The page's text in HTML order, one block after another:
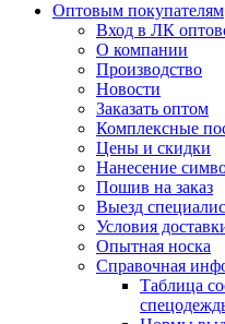
Оптовым покупателям
Вход в ЛК
О компании
Производство
Новости
Заказать оптом
Комплексные
Цены и скидки
Нанесение
Пошив на заказ
Выезд
Условия
Опытная носка
Справочная
Таблица